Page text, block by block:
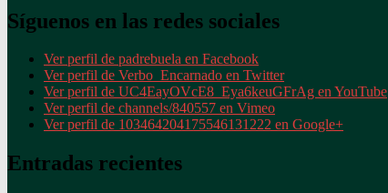
Síguenos en las redes sociales
Ver perfil de padrebuela en Facebook
Ver perfil de Verbo_Encarnado en Twitter
Ver perfil de UC4EayOVcE8_Eya6keuGFrAg en YouTube
Ver perfil de channels/840557 en Vimeo
Ver perfil de 103464204175546131222 en Google+
Entradas recientes